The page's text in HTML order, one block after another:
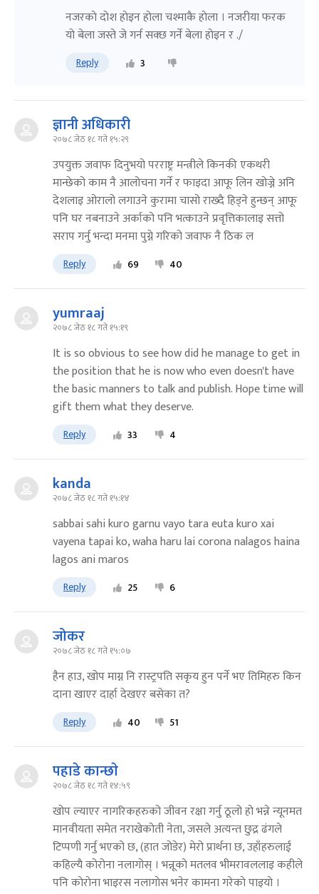
नजरकाे दाेश हाेइन हाेला चश्माकै हाेला । नजरीया फरक
याे बेला जस्ते जे गर्न सक्छ गर्ने बेला हाेइन र ./
Reply 3
ज्ञानी अधिकारी
२०७८ जेठ १८ गते १५:२९
उपयुक्त जवाफ दिनुभयो परराष्ट्र मन्त्रीले किनकी एकथरी
मान्छेको काम नै आलोचना गर्ने र फाइदा आफू लिन खोज्ने अनि
देशलाइ ओरालो लगाउने कुरामा चासो राख्दै हिड्ने हुन्छन् आफू
पनि घर नबनाउने अर्काको पनि भत्काउने प्रवृत्तिकालाइ सत्तो
सराप गर्नु भन्दा मनमा पुग्ने गरिको जवाफ नै ठिक ल
Reply 69 40
yumraaj
२०७८ जेठ १८ गते १५:१९
It is so obvious to see how did he manage to get in
the position that he is now who even doesn't have
the basic manners to talk and publish. Hope time will
gift them what they deserve.
Reply 33 4
kanda
२०७८ जेठ १८ गते १५:१४
sabbai sahi kuro garnu vayo tara euta kuro xai
vayena tapai ko, waha haru lai corona nalagos haina
lagos ani maros
Reply 25 6
जोकर
२०७८ जेठ १८ गते १५:०७
हैन हाउ, खोप माग्न नि रास्ट्रपति सकृय हुन पर्ने भए तिमिहरु किन
दाना खाएर दार्हा देखएर बसेका त?
Reply 40 51
पहाडे कान्छाे
२०७८ जेठ १८ गते १४:५९
खोप ल्याएर नागरिकहरुको जीवन रक्षा गर्नु ठूलो हो भन्ने न्यूनमत
मानवीयता समेत नराखेकोती नेता, जसले अत्यन्त छुद्र ढंगले
टिप्पणी गर्नु भएको छ, (हात जोडेर) मेरो प्रार्थना छ, उहाँहरुलाई
कहिल्यै कोरोना नलागोस् । भन्नूकाे मतलव भीमरावललाइ कहीले
पनि काेराेना भाइरस नलागाेस भनेर कामना गरेकाे पाइयाे ।